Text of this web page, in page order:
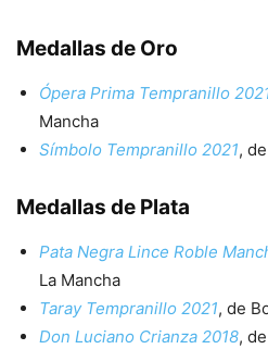
Medallas de Oro
Ópera Prima Tempranillo
Mancha
Símbolo Tempranillo 2021,
Medallas de Plata
Pata Negra Lince Roble
La Mancha
Taray Tempranillo 2021, de
Don Luciano Crianza 2018,